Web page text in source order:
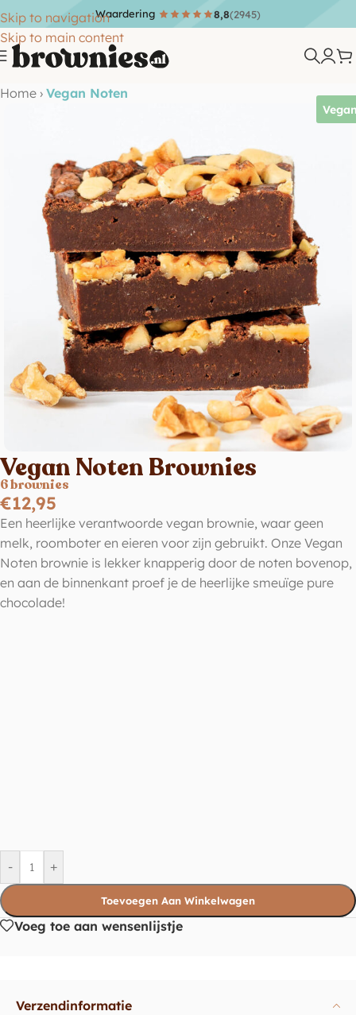
Skip to navigation
Skip to main content
Waardering 8,8(2945)
Home › Vegan Noten
Vegan Noten Brownies
6 brownies
€12,95
Een heerlijke verantwoorde vegan brownie, waar geen
melk, roomboter en eieren voor zijn gebruikt. Onze Vegan
Noten brownie is lekker knapperig door de noten bovenop,
en aan de binnenkant proef je de heerlijke smeuïge pure
chocolade!
- +
Toevoegen Aan Winkelwagen
Voeg toe aan wensenlijstje
Verzendinformatie